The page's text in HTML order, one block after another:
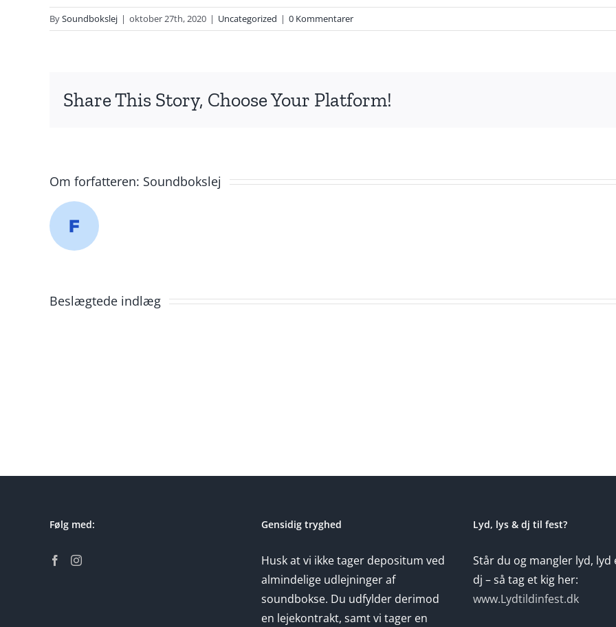
BySoundbokslej | oktober 27th, 2020 | Uncategorized | 0 Kommentarer
Share This Story, Choose Your Platform!
Om forfatteren: Soundbokslej
Beslægtede indlæg
Følg med: Gensidig tryghed
Husk at vi ikke tager depositum ved
almindelige udlejninger af
soundbokse. Du udfylder derimod
en lejekontrakt, samt vi tager en
Lyd, lys & dj til fest?
Står du og mangler lyd, lyd
dj – så tag et kig her:
www.Lydtildinfest.dk